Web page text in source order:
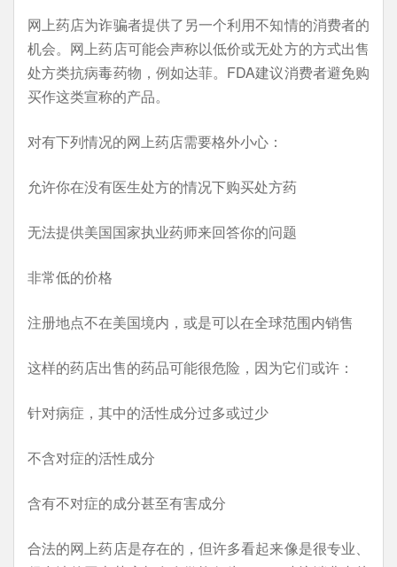
网上药店为诈骗者提供了另一个利用不知情的消费者的
机会。网上药店可能会声称以低价或无处方的方式出售
处方类抗病毒药物，例如达菲。FDA建议消费者避免购
买作这类宣称的产品。
对有下列情况的网上药店需要格外小心：
允许你在没有医生处方的情况下购买处方药
无法提供美国国家执业药师来回答你的问题
非常低的价格
注册地点不在美国境内，或是可以在全球范围内销售
这样的药店出售的药品可能很危险，因为它们或许：
针对病症，其中的活性成分过多或过少
不含对症的活性成分
含有不对症的成分甚至有害成分
合法的网上药店是存在的，但许多看起来像是很专业、